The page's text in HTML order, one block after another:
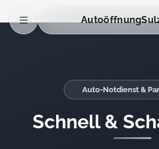
Autoöffnung
Auto-Notdienst &
Schnell &